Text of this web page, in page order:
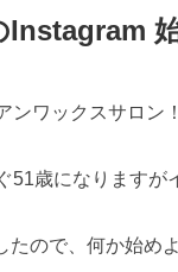
ンワックスサロン
歳になりますが
ので、何か始め